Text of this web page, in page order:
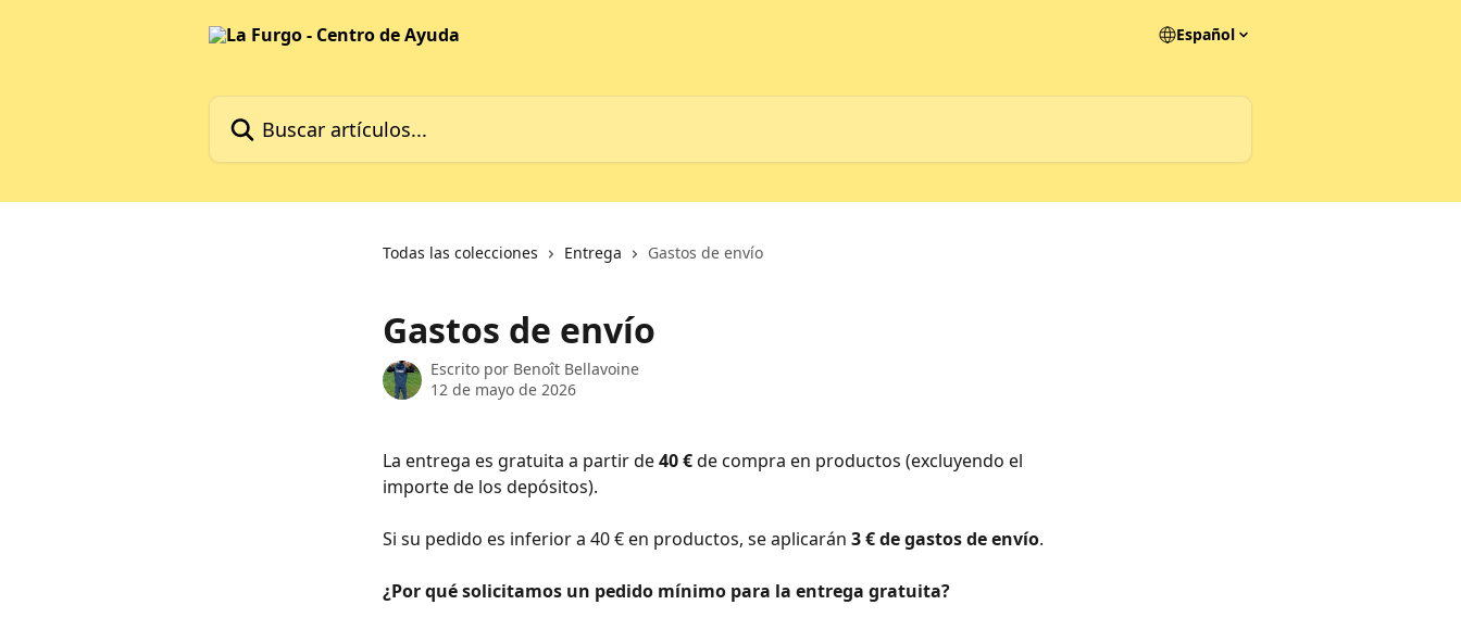
Español
Buscar artículos...
Todas las colecciones Entrega Gastos de envío
Gastos de envío
Escrito por Benoît Bellavoine
12 de mayo de 2026
La entrega es gratuita a partir de 40 € de compra en productos (excluyendo el
importe de los depósitos).
Si su pedido es inferior a 40 € en productos, se aplicarán 3 € de gastos de envío.
¿Por qué solicitamos un pedido mínimo para la entrega gratuita?